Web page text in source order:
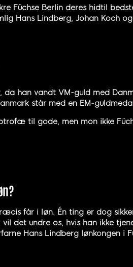
Füchse Berlin deres hidtil
Hans Lindberg, Johan Koch
han vandt VM-guld med
står med en EM-
til gode, men mon ikke
får i løn. Én ting er dog
vil det undre os, hvis han ikke
Hans Lindberg lønkongen i